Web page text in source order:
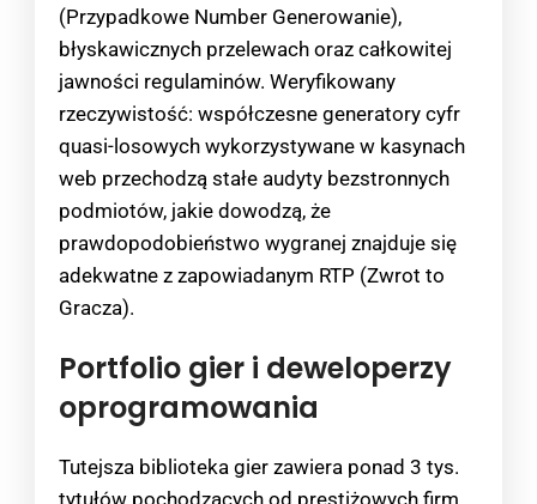
(Przypadkowe Number Generowanie),
błyskawicznych przelewach oraz całkowitej
jawności regulaminów. Weryfikowany
rzeczywistość: współczesne generatory cyfr
quasi-losowych wykorzystywane w kasynach
web przechodzą stałe audyty bezstronnych
podmiotów, jakie dowodzą, że
prawdopodobieństwo wygranej znajduje się
adekwatne z zapowiadanym RTP (Zwrot to
Gracza).
Portfolio gier i deweloperzy
oprogramowania
Tutejsza biblioteka gier zawiera ponad 3 tys.
tytułów pochodzących od prestiżowych firm